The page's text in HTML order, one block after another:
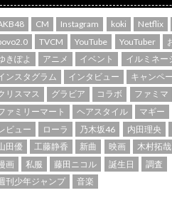
CM Instagram koki Netflix
TVCM YouTube YouTuber
きぽよ
アニメ イベント
イルミネー
ンスタグラム
インタビュー
キャンペ
リスマス
グラビア コラボ
ファミマ
ァミリーマート
ヘアスタイル マギー
ビュー
ローラ 乃木坂46 内田理央
田優
工藤静香 新曲 映画 木村拓哉
画
私服 藤田ニコル 誕生日
調査
刊少年ジャンプ
音楽